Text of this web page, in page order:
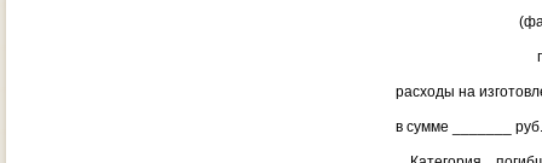
(фамилия,
расходы на
в сумме _______